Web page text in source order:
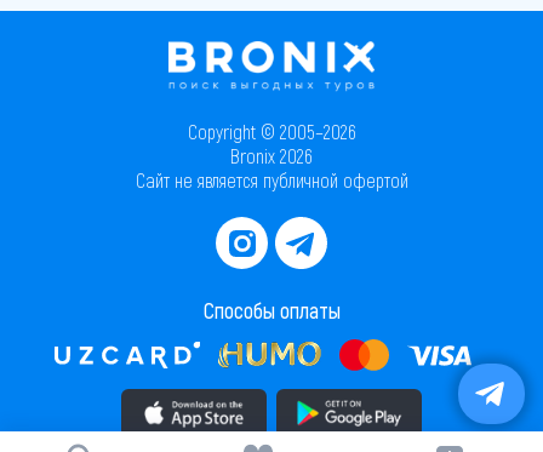
Copyright © 2005–2026
Bronix 2026
Сайт не является публичной офертой
Способы оплаты
Скачать приложение в AppStore Скачать приложение в PlayMarket